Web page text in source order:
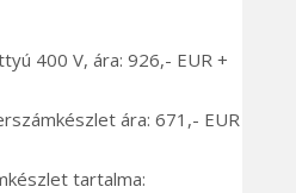
400 V, ára: 926,- EUR +
ára: 671,- EUR
tartalma: